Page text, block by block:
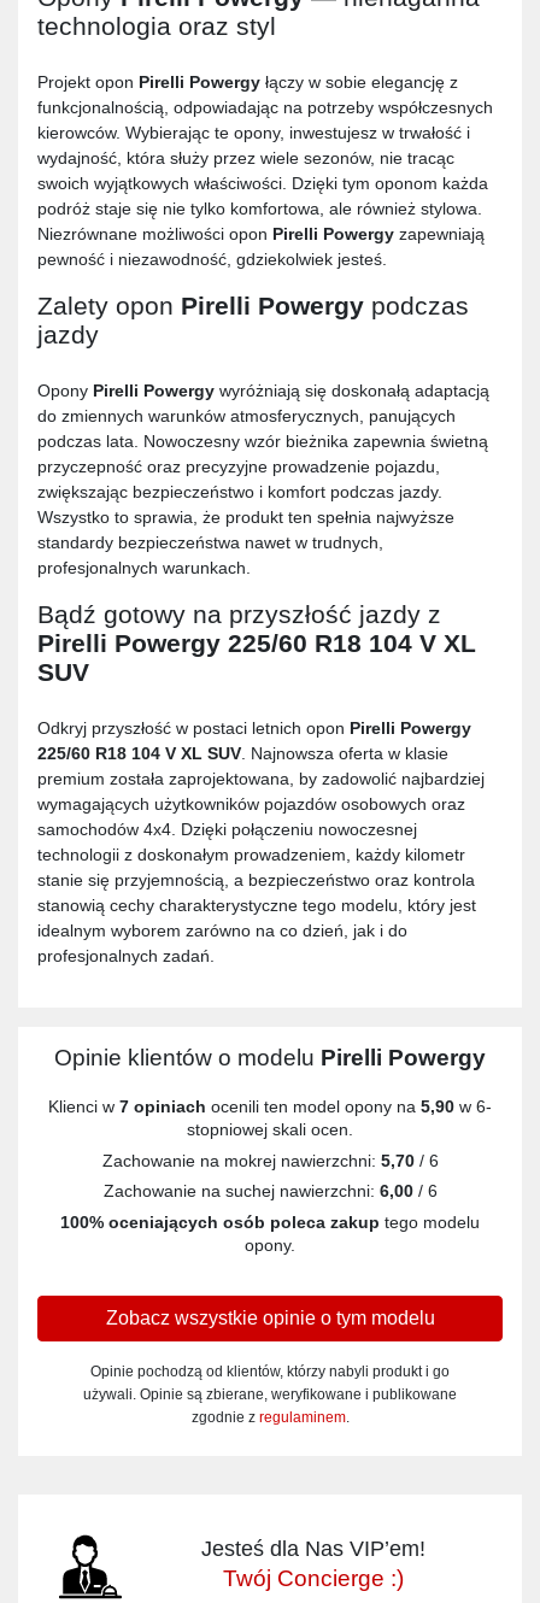
technologia oraz styl
Projekt opon Pirelli Powergy łączy w sobie elegancję z
funkcjonalnością, odpowiadając na potrzeby współczesnych
kierowców. Wybierając te opony, inwestujesz w trwałość i
wydajność, która służy przez wiele sezonów, nie tracąc
swoich wyjątkowych właściwości. Dzięki tym oponom każda
podróż staje się nie tylko komfortowa, ale również stylowa.
Niezrównane możliwości opon Pirelli Powergy zapewniają
pewność i niezawodność, gdziekolwiek jesteś.
Zalety opon Pirelli Powergy podczas
jazdy
Opony Pirelli Powergy wyróżniają się doskonałą adaptacją
do zmiennych warunków atmosferycznych, panujących
podczas lata. Nowoczesny wzór bieżnika zapewnia świetną
przyczepność oraz precyzyjne prowadzenie pojazdu,
zwiększając bezpieczeństwo i komfort podczas jazdy.
Wszystko to sprawia, że produkt ten spełnia najwyższe
standardy bezpieczeństwa nawet w trudnych,
profesjonalnych warunkach.
Bądź gotowy na przyszłość jazdy z
Pirelli Powergy 225/60 R18 104 V XL
SUV
Odkryj przyszłość w postaci letnich opon Pirelli Powergy
225/60 R18 104 V XL SUV . Najnowsza oferta w klasie
premium została zaprojektowana, by zadowolić najbardziej
wymagających użytkowników pojazdów osobowych oraz
samochodów 4x4. Dzięki połączeniu nowoczesnej
technologii z doskonałym prowadzeniem, każdy kilometr
stanie się przyjemnością, a bezpieczeństwo oraz kontrola
stanowią cechy charakterystyczne tego modelu, który jest
idealnym wyborem zarówno na co dzień, jak i do
profesjonalnych zadań.
Opinie klientów o modelu Pirelli Powergy
Klienci w 7 opiniach ocenili ten model opony na 5,90 w 6-
stopniowej skali ocen.
Zachowanie na mokrej nawierzchni: 5,70/ 6
Zachowanie na suchej nawierzchni: 6,00/ 6
100% oceniających osób poleca zakup tego modelu
opony.
Zobacz wszystkie opinie o tym modelu
Opinie pochodzą od klientów, którzy nabyli produkt i go
używali. Opinie są zbierane, weryfikowane i publikowane
zgodnie z regulaminem.
Jesteś dla Nas VIP’em!
Twój Concierge :)